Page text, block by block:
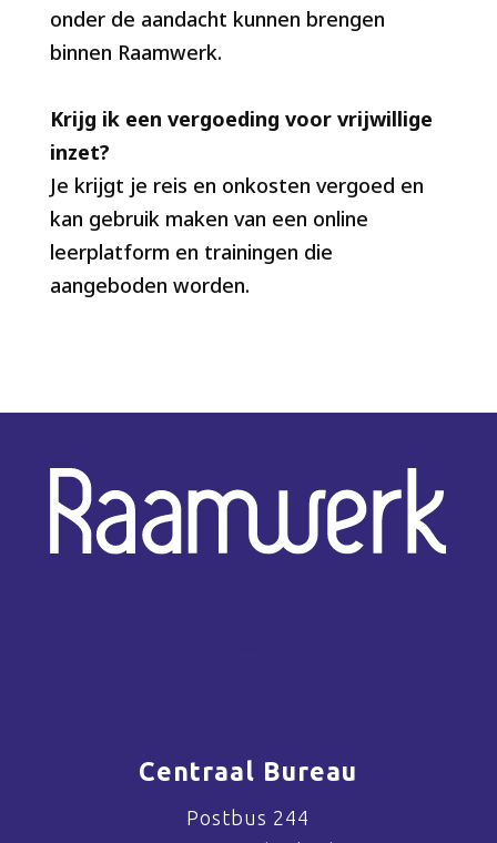
onder de aandacht kunnen brengen
binnen Raamwerk.
Krijg ik een vergoeding voor vrijwillige
inzet?
Je krijgt je reis en onkosten vergoed en
kan gebruik maken van een online
leerplatform en trainingen die
aangeboden worden.
Centraal Bureau
Postbus 244